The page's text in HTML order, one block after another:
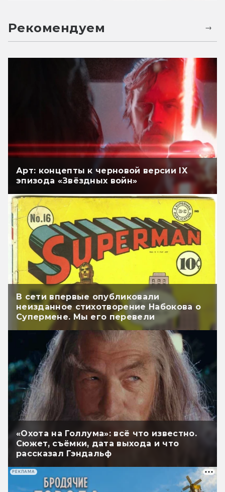
Рекомендуем
Арт: концепты к черновой версии IX
эпизода «Звёздных войн»
В сети впервые опубликовали
неизданное стихотворение Набокова о
Супермене. Мы его перевели
«Охота на Голлума»: всё что известно.
Сюжет, съёмки, дата выхода и что
рассказал Гэндальф
РЕКЛАМА